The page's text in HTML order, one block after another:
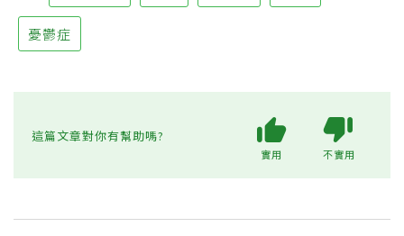
憂鬱症
這篇文章對你有幫助嗎?
實用 不實用